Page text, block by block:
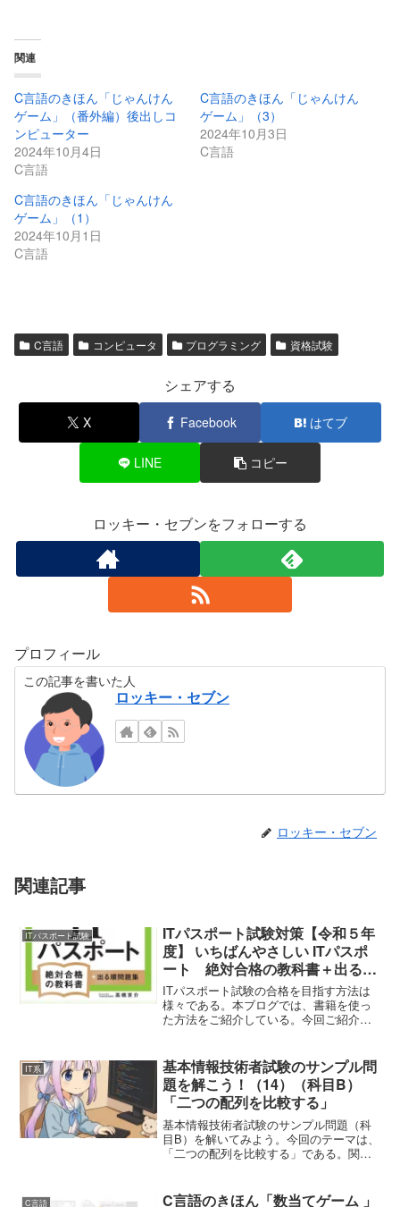
関連
C言語のきほん「じゃんけん
ゲーム」（番外編）後出しコ
ンピューター
2024年10月4日
C言語
C言語のきほん「じゃんけん
ゲーム」（3）
2024年10月3日
C言語
C言語のきほん「じゃんけん
ゲーム」（1）
2024年10月1日
C言語
C言語 コンピュータ プログラミング 資格試験
シェアする
X Facebook はてブ
LINE コピー
ロッキー・セブンをフォローする
プロフィール
この記事を書いた人
ロッキー・セブン
ロッキー・セブン
関連記事
ITパスポート試験
ITパスポート試験対策【令和５年
度】 いちばんやさしい ITパスポ
ート 絶対合格の教科書＋出る順
問題集
ITパスポート試験の合格を目指す方法は
様々である。本ブログでは、書籍を使っ
た方法をご紹介している。今回ご紹介す
出る順問題集 高橋 京介著 （SB
Creative...
IT系
基本情報技術者試験のサンプル問
題を解こう！（14）（科目B）
「二つの配列を比較する」
基本情報技術者試験のサンプル問題（科
目B）を解いてみよう。今回のテーマは、
「二つの配列を比較する」である。関数
を比較し，要素数が等しい場合は，配...
C言語
C言語のきほん「数当てゲーム 」